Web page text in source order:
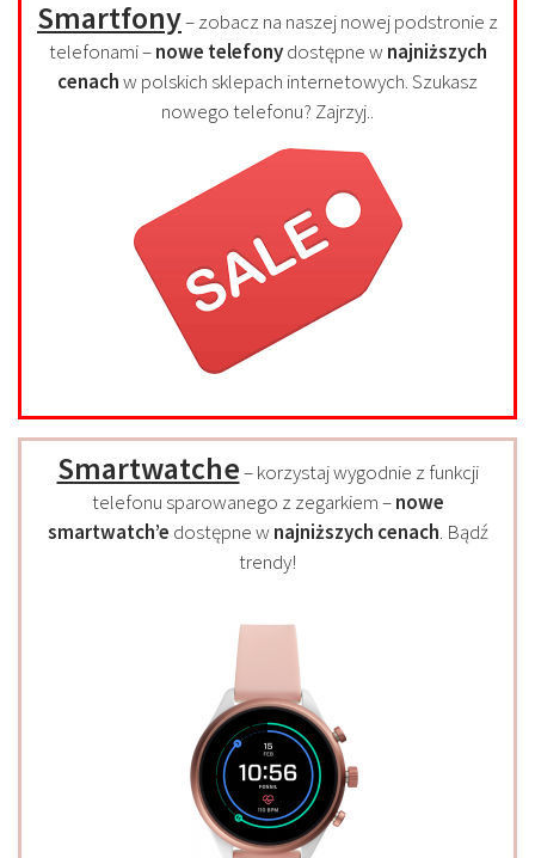
Smartfony– zobacz na naszej nowej podstronie z
telefonami –nowe telefonydostępne w najniższych
cenachw polskich sklepach internetowych. Szukasz
nowego telefonu? Zajrzyj..
Smartwatche– korzystaj wygodnie z funkcji
telefonu sparowanego z zegarkiem –nowe
smartwatch’e dostępne w najniższych cenach. Bądź
trendy!